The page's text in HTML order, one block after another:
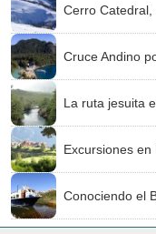
Cerro
Cruce Andino
La ruta jesuita
Excursiones en
Conociendo el